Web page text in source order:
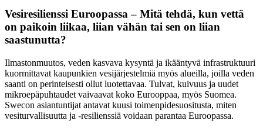
Vesiresilienssi Euroopassa – Mitä tehdä, kun vettä
on paikoin liikaa, liian vähän tai sen on liian
saastunutta?
Ilmastonmuutos, veden kasvava kysyntä ja ikääntyvä infrastruktuuri
kuormittavat kaupunkien vesijärjestelmiä myös alueilla, joilla veden
saanti on perinteisesti ollut luotettavaa. Tulvat, kuivuus ja uudet
mikroepäpuhtaudet vaivaavat koko Eurooppaa, myös Suomea.
Swecon asiantuntijat antavat kuusi toimenpidesuositusta, miten
vesiturvallisuutta ja -resilienssiä voidaan parantaa Euroopassa.